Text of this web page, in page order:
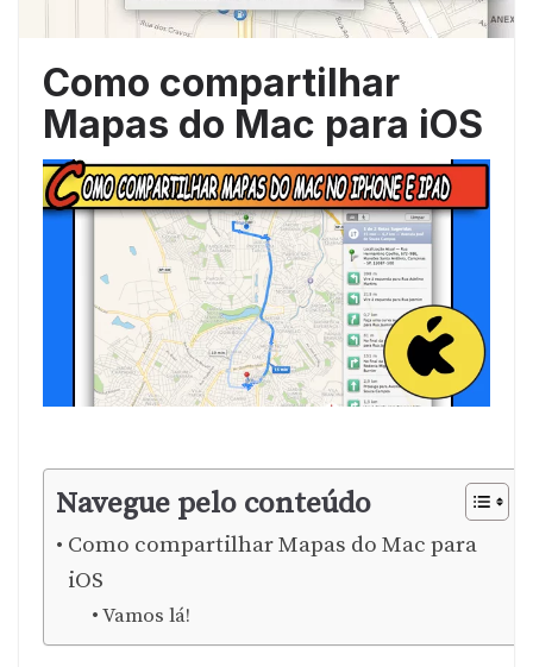
Como compartilhar
Mapas do Mac para iOS
Navegue pelo conteúdo
Como compartilhar Mapas do Mac para
iOS
Vamos lá!